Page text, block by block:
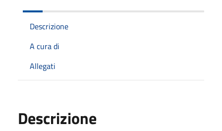
Descrizione
A cura di
Allegati
Descrizione